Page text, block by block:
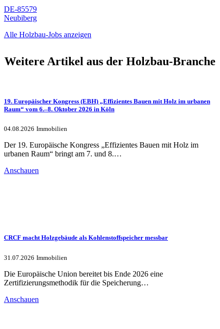
DE-85579
Neubiberg
Alle Holzbau-Jobs anzeigen
Weitere Artikel aus der Holzbau-Branche
19. Europäischer Kongress (EBH) „Effizientes Bauen mit Holz im urbanen
Raum“ vom 6.–8. Oktober 2026 in Köln
04.08.2026 Immobilien
Der 19. Europäische Kongress „Effizientes Bauen mit Holz im
urbanen Raum“ bringt am 7. und 8.…
Anschauen
CRCF macht Holzgebäude als Kohlenstoffspeicher messbar
31.07.2026 Immobilien
Die Europäische Union bereitet bis Ende 2026 eine
Zertifizierungsmethodik für die Speicherung…
Anschauen